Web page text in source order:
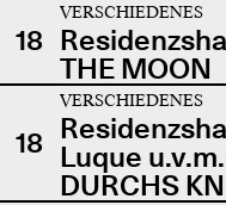
18
VERSCHIEDENES
THE MOON
18
VERSCHIEDENES
Luque
DURCHS